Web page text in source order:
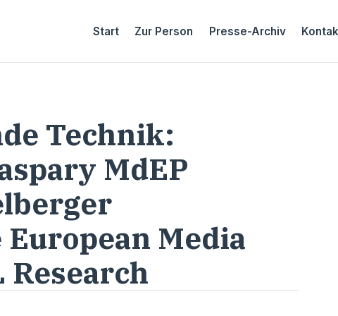
Start Zur Person Presse-Archiv
Technik:
MdEP
Media